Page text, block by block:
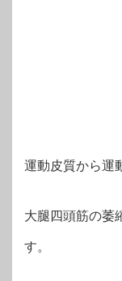
運動皮質から運
大腿四頭筋の萎
す。